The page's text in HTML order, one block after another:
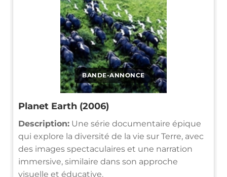
BANDE-ANNONCE
Planet Earth (2006)
Description: Une série documentaire épique
qui explore la diversité de la vie sur Terre, avec
des images spectaculaires et une narration
immersive, similaire dans son approche
visuelle et éducative.